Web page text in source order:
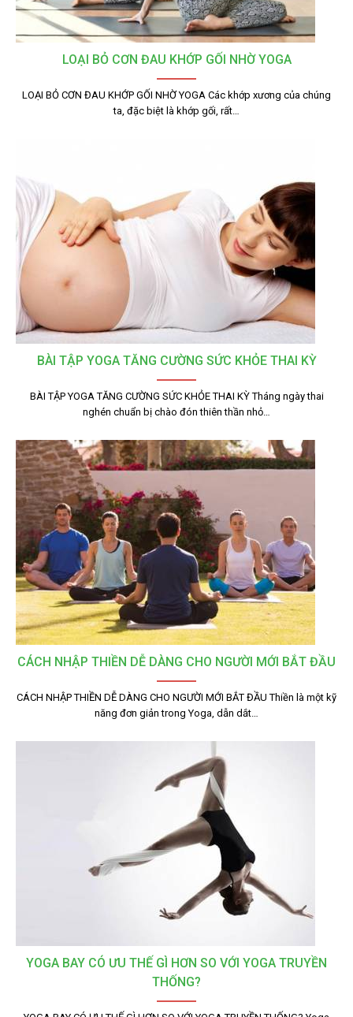
LOẠI BỎ CƠN ĐAU KHỚP GỐI NHỜ YOGA
LOẠI BỎ CƠN ĐAU KHỚP GỐI NHỜ YOGA Các khớp xương của chúng
ta, đặc biệt là khớp gối, rất…
BÀI TẬP YOGA TĂNG CƯỜNG SỨC KHỎE THAI KỲ
BÀI TẬP YOGA TĂNG CƯỜNG SỨC KHỎE THAI KỲ Tháng ngày thai
nghén chuẩn bị chào đón thiên thần nhỏ…
CÁCH NHẬP THIỀN DỄ DÀNG CHO NGƯỜI MỚI BẮT ĐẦU
CÁCH NHẬP THIỀN DỄ DÀNG CHO NGƯỜI MỚI BẮT ĐẦU Thiền là một kỹ
năng đơn giản trong Yoga, dẫn dắt…
YOGA BAY CÓ ƯU THẾ GÌ HƠN SO VỚI YOGA TRUYỀN
THỐNG?